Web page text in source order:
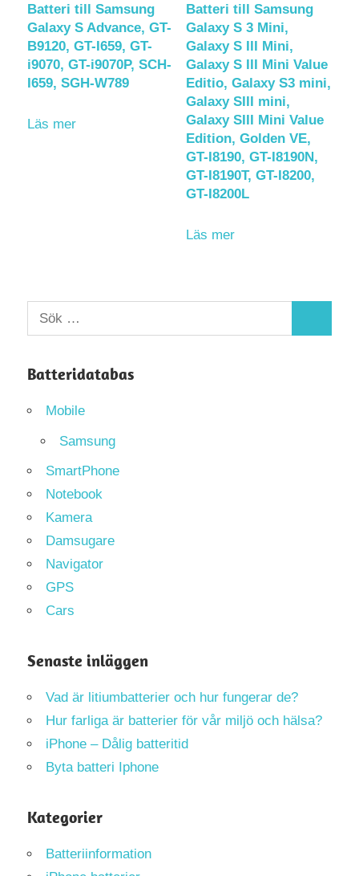
Batteri till Samsung
Galaxy S Advance, GT-
B9120, GT-I659, GT-
i9070, GT-i9070P, SCH-
I659, SGH-W789
Läs mer
Batteri till Samsung
Galaxy S 3 Mini,
Galaxy S III Mini,
Galaxy S III Mini Value
Editio, Galaxy S3 mini,
Galaxy SIII mini,
Galaxy SIII Mini Value
Edition, Golden VE,
GT-I8190, GT-I8190N,
GT-I8190T, GT-I8200,
GT-I8200L
Läs mer
Sök
efter:
Batteridatabas
Mobile
Samsung
SmartPhone
Notebook
Kamera
Damsugare
Navigator
GPS
Cars
Senaste inläggen
Vad är litiumbatterier och hur fungerar de?
Hur farliga är batterier för vår miljö och hälsa?
iPhone – Dålig batteritid
Byta batteri Iphone
Kategorier
Batteriinformation